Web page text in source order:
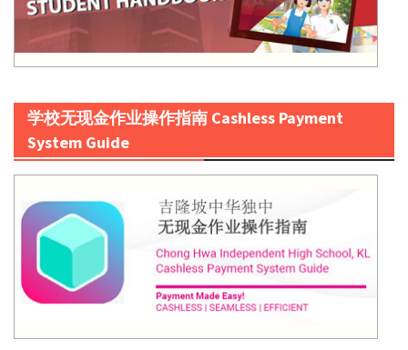
学校无现金作业操作指南 Cashless Payment
System Guide